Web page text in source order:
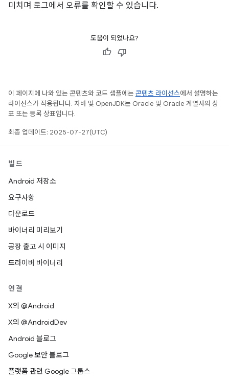
미치며 로그에서 오류를 확인할 수 있습니다.
도움이 되었나요?
이 페이지에 나와 있는 콘텐츠와 코드 샘플에는 콘텐츠 라이선스에서 설명하는
라이선스가 적용됩니다. 자바 및 OpenJDK는 Oracle 및 Oracle 계열사의 상
표 또는 등록 상표입니다.
최종 업데이트: 2025-07-27(UTC)
빌드
Android 저장소
요구사항
다운로드
바이너리 미리보기
공장 출고 시 이미지
드라이버 바이너리
연결
X의 @Android
X의 @AndroidDev
Android 블로그
Google 보안 블로그
플랫폼 관련 Google 그룹스